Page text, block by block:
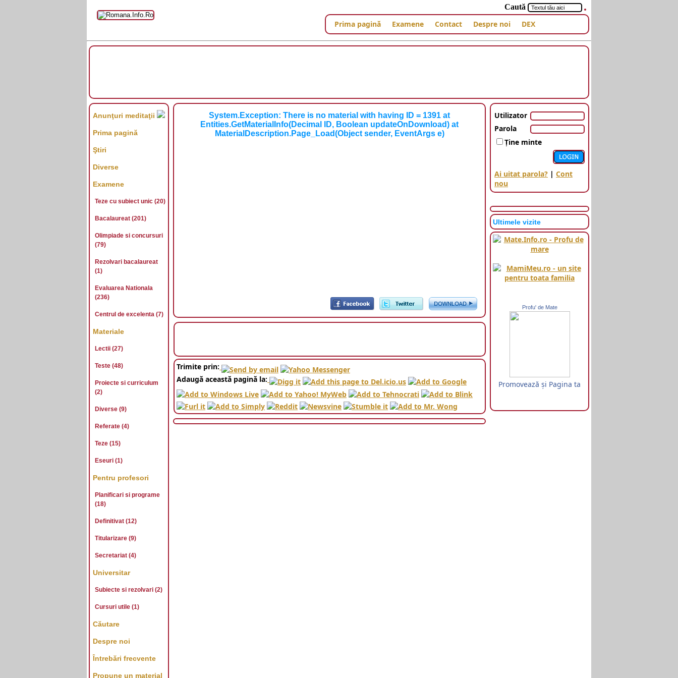
Caută
Prima pagină Examene Contact Despre noi DEX
System.Exception: There is no material with having ID = 1391 at
Entities.GetMaterialInfo(Decimal ID, Boolean updateOnDownload) at
MaterialDescription.Page_Load(Object sender, EventArgs e)
Trimite prin:
Adaugă această pagină la:
Anunţuri meditaţii
Prima pagină
Ştiri
Diverse
Examene
Teze cu subiect unic (20)
Bacalaureat (201)
Olimpiade si concursuri
(79)
Rezolvari bacalaureat
(1)
Evaluarea Nationala
(236)
Centrul de excelenta (7)
Materiale
Lectii (27)
Teste (48)
Proiecte si curriculum
(2)
Diverse (9)
Referate (4)
Teze (15)
Eseuri (1)
Pentru profesori
Planificari si programe
(18)
Definitivat (12)
Titularizare (9)
Secretariat (4)
Universitar
Subiecte si rezolvari (2)
Cursuri utile (1)
Căutare
Despre noi
Întrebări frecvente
Propune un material
Utilizator
Parola
Ţine minte
Ai uitat parola? | Cont
nou
Ultimele vizite
Profu' de Mate
Promovează şi Pagina ta